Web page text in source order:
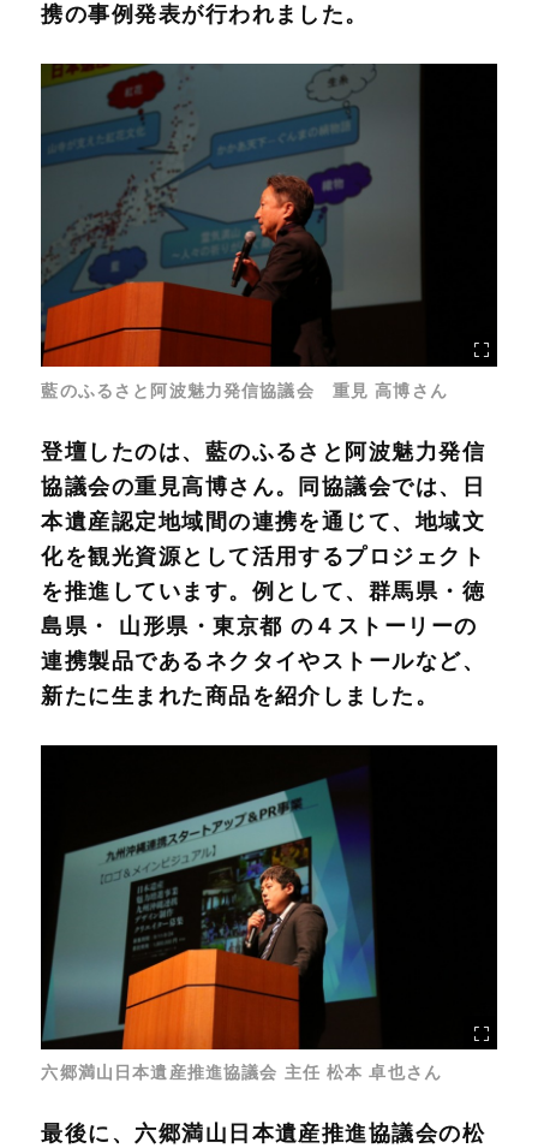
携の事例発表が行われました。
藍のふるさと阿波魅力発信協議会 重見 高博さん
登壇したのは、藍のふるさと阿波魅力発信
協議会の重見高博さん。同協議会では、日
本遺産認定地域間の連携を通じて、地域文
化を観光資源として活用するプロジェクト
を推進しています。例として、群馬県・徳
島県・ 山形県・東京都 の４ストーリーの
連携製品であるネクタイやストールなど、
新たに生まれた商品を紹介しました。
六郷満山日本遺産推進協議会 主任 松本 卓也さん
最後に、六郷満山日本遺産推進協議会の松